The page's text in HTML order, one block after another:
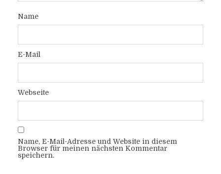
Name
E-Mail
Webseite
Name, E-Mail-Adresse und Website in diesem
Browser für meinen nächsten Kommentar
speichern.